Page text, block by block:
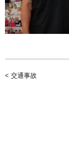
< 交通事故